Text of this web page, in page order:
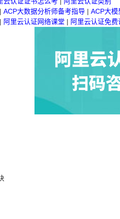
| ACP大数据分析师备考指导 | ACP大模
| 阿里云认证网络课堂 | 阿里云认证免费